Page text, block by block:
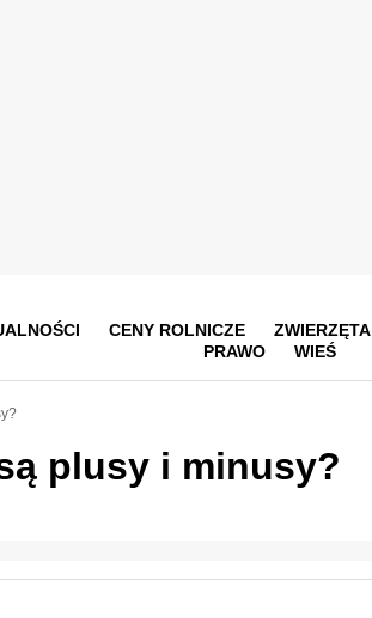
CENY ROLNICZE ZWIERZĘTA
PRAWO
WIEŚ
plusy i minusy?